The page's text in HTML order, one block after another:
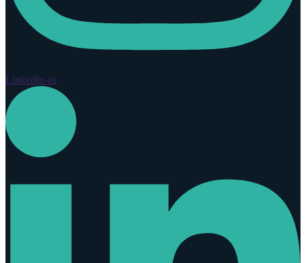
Linkedin-in